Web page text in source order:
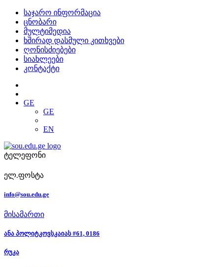
საჯარო ინფორმაცია
ცნობარი
მულტიმედია
ხშირად დასმული კითხვები
ღონისძიებები
სიახლეები
კონტაქტი
GE
GE
EN
ტელეფონი
ელ.ფოსტა
info@sou.edu.ge
მისამართი
ანა პოლიტკოვსკაიას #61, 0186
რუკა